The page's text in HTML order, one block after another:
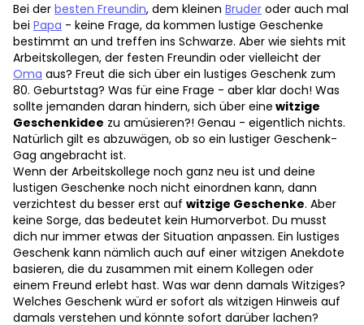
Bei der besten Freundin, dem kleinen Bruder oder auch mal
bei Papa - keine Frage, da kommen lustige Geschenke
bestimmt an und treffen ins Schwarze. Aber wie siehts mit
Arbeitskollegen, der festen Freundin oder vielleicht der
Oma aus? Freut die sich über ein lustiges Geschenk zum
80. Geburtstag? Was für eine Frage - aber klar doch! Was
sollte jemanden daran hindern, sich über eine witzige
Geschenkidee zu amüsieren?! Genau - eigentlich nichts.
Natürlich gilt es abzuwägen, ob so ein lustiger Geschenk-
Gag angebracht ist.
Wenn der Arbeitskollege noch ganz neu ist und deine
lustigen Geschenke noch nicht einordnen kann, dann
verzichtest du besser erst auf witzige Geschenke. Aber
keine Sorge, das bedeutet kein Humorverbot. Du musst
dich nur immer etwas der Situation anpassen. Ein lustiges
Geschenk kann nämlich auch auf einer witzigen Anekdote
basieren, die du zusammen mit einem Kollegen oder
einem Freund erlebt hast. Was war denn damals Witziges?
Welches Geschenk würd er sofort als witzigen Hinweis auf
damals verstehen und könnte sofort darüber lachen?